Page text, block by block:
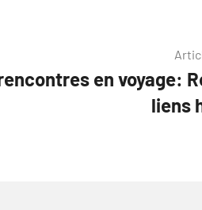
en voyage:
liens